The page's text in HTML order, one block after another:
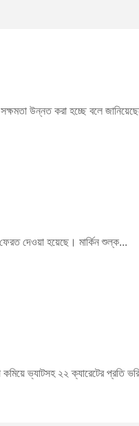
উন্নত করা হচ্ছে বলে
দেওয়া হয়েছে। মার্কিন শুল্ক...
ভ্যাটসহ ২২ ক্যারেটের প্রতি